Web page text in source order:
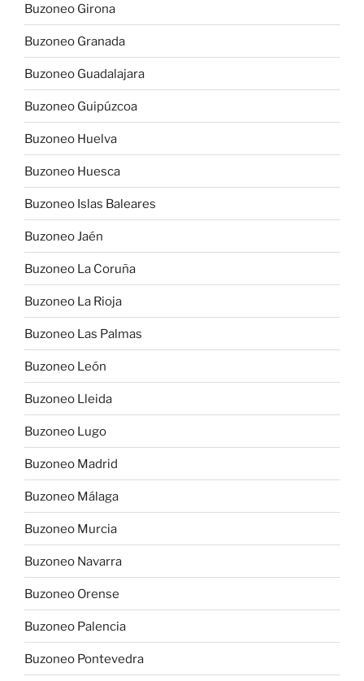
Buzoneo Girona
Buzoneo Granada
Buzoneo Guadalajara
Buzoneo Guipúzcoa
Buzoneo Huelva
Buzoneo Huesca
Buzoneo Islas Baleares
Buzoneo Jaén
Buzoneo La Coruña
Buzoneo La Rioja
Buzoneo Las Palmas
Buzoneo León
Buzoneo Lleida
Buzoneo Lugo
Buzoneo Madrid
Buzoneo Málaga
Buzoneo Murcia
Buzoneo Navarra
Buzoneo Orense
Buzoneo Palencia
Buzoneo Pontevedra